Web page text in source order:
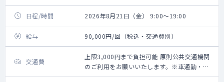
日程/時間 2026年8月21日（金） 9:00～19:00
給与 90,000円/回（税込・交通費別）
交通費
上限3,000円まで負担可能 原則公共交通機関
のご利用をお願いいたします。※車通勤・タ
クシー利用要相談